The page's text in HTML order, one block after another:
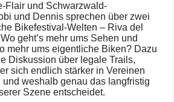
Flair und Schwarzwald-
und Dennis sprechen über zwei
Bikefestival-Welten – Riva del
geht’s mehr ums Sehen und
mehr ums eigentliche Biken? Dazu
Diskussion über legale Trails,
sich endlich stärker in Vereinen
weshalb genau das langfristig
Szene entscheidet.